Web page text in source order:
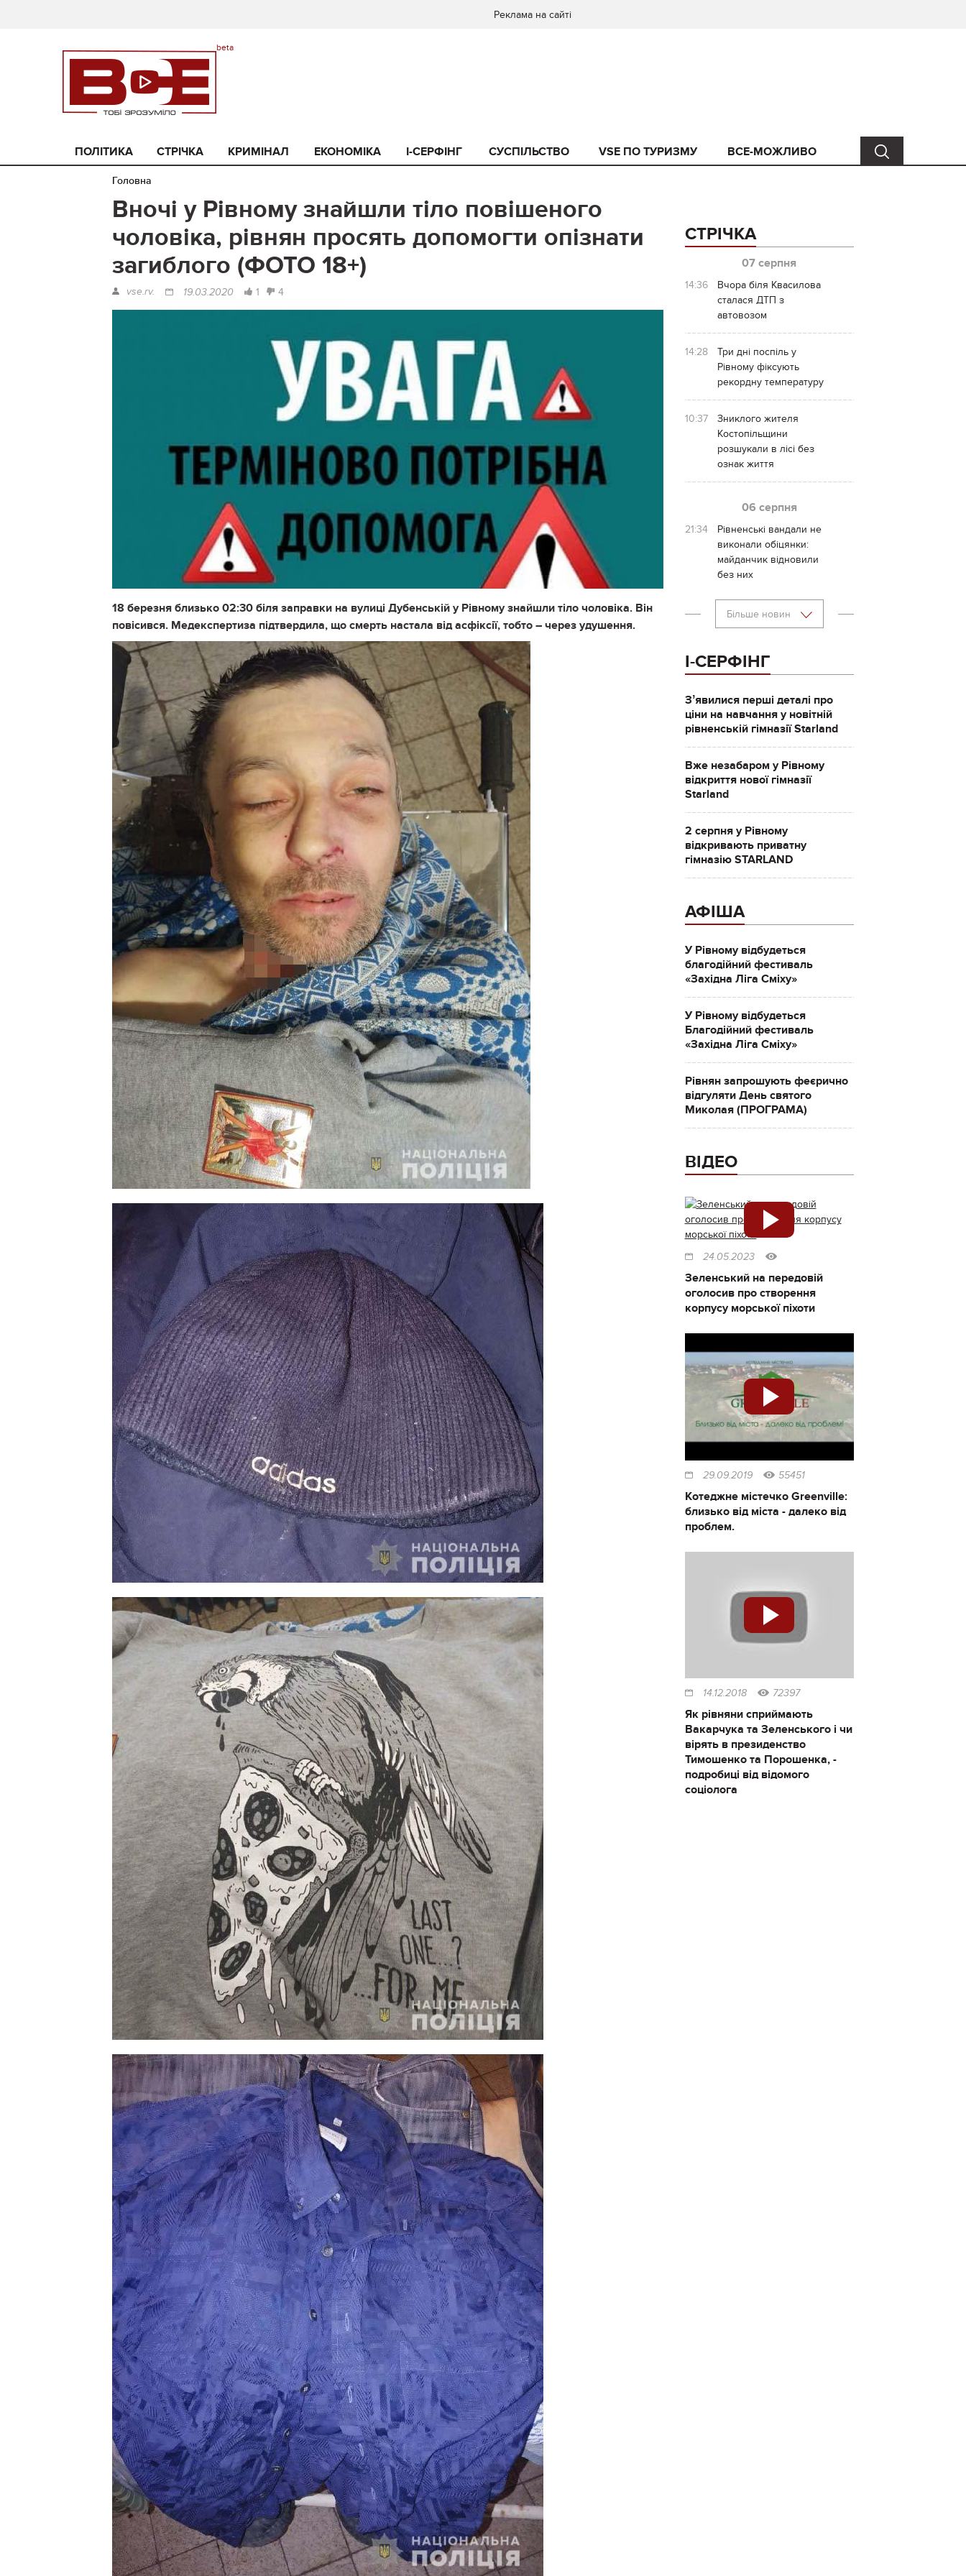
Реклама на сайті
ПОЛІТИКА СТРІЧКА КРИМІНАЛ ЕКОНОМІКА I-СЕРФІНГ СУСПІЛЬСТВО VSE ПО ТУРИЗМУ ВСЕ-МОЖЛИВО
Головна
Вночі у Рівному знайшли тіло повішеного
чоловіка, рівнян просять допомогти опізнати
загиблого (ФОТО 18+)
vse.rv. 19.03.2020 1 4
18 березня близько 02:30 біля заправки на вулиці Дубенській у Рівному знайшли тіло чоловіка. Він
повісився. Медекспертиза підтвердила, що смерть настала від асфіксії, тобто – через удушення.
СТРІЧКА
07 серпня
14:36
Вчора біля Квасилова
сталася ДТП з
автовозом
14:28
Три дні поспіль у
Рівному фіксують
рекордну температуру
10:37
Зниклого жителя
Костопільщини
розшукали в лісі без
ознак життя
06 серпня
21:34
Рівненські вандали не
виконали обіцянки:
майданчик відновили
без них
Більше новин
І-СЕРФІНГ
Зʼявилися перші деталі про
ціни на навчання у новітній
рівненській гімназії Starland
Вже незабаром у Рівному
відкриття нової гімназії
Starland
2 серпня у Рівному
відкривають приватну
гімназію STARLAND
АФІША
У Рівному відбудеться
благодійний фестиваль
«Західна Ліга Сміху»
У Рівному відбудеться
Благодійний фестиваль
«Західна Ліга Сміху»
Рівнян запрошують феєрично
відгуляти День святого
Миколая (ПРОГРАМА)
ВІДЕО
24.05.2023
Зеленський на передовій
оголосив про створення
корпусу морської піхоти
29.09.2019 55451
Котеджне містечко Greenville:
близько від міста - далеко від
проблем.
14.12.2018 72397
Як рівняни сприймають
Вакарчука та Зеленського і чи
вірять в президенство
Тимошенко та Порошенка, -
подробиці від відомого
соціолога